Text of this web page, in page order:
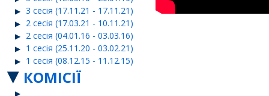
3 сесія (17.11.21 - 17.11.21)
2 сесія (17.03.21 - 10.11.21)
2 сесія (04.01.16 - 03.03.16)
1 сесія (25.11.20 - 03.02.21)
1 сесія (08.12.15 - 11.12.15)
КОМІСІЇ